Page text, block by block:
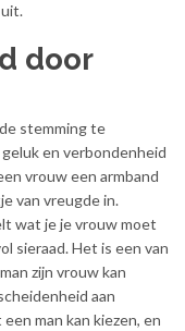
door
stemming te
en verbondenheid
vrouw een armband
van vreugde in.
wat je je vrouw moet
sieraad. Het is een van
zijn vrouw kan
aan
man kan kiezen, en